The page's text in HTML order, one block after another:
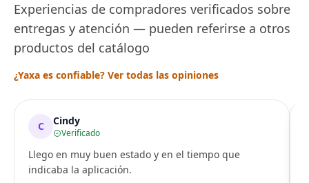
Experiencias de compradores verificados sobre
entregas y atención — pueden referirse a otros
productos del catálogo
¿Yaxa es confiable? Ver todas las opiniones
C Cindy
Verificado
Llego en muy buen estado y en el tiempo que
indicaba la aplicación.